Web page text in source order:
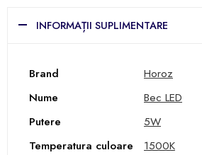
INFORMAȚII SUPLIMENTARE
Brand
Horoz
Nume
Bec LED
Putere
5W
Temperatura culoare
1500K